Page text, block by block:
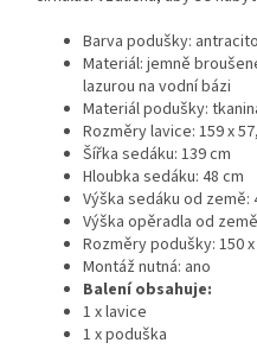
Barva podušky:
Materiál: jemně
lazurou na vodní bázi
Materiál podušky:
Rozměry lavice: 159 x
Šířka sedáku: 139 cm
Hloubka sedáku: 48 cm
Výška sedáku od země:
Výška opěradla od
Rozměry podušky: 150 x
Montáž nutná: ano
Balení obsahuje:
1 x lavice
1 x poduška